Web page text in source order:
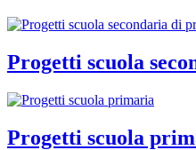
Progetti scuola
Progetti scuola